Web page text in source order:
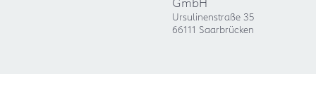
Ursulinenstraße 35
66111 Saarbrücken